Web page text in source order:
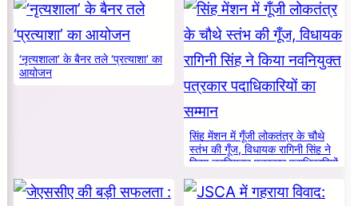
‘नृत्यशाला’ के बैनर तले ‘प्रत्याशा’ का
आयोजन
सिंह मेंशन में गूँजी लोकतंत्र के चौथे
स्तंभ की गूँज, विधायक रागिनी सिंह ने
किया नवनियुक्त पत्रकार पदाधिकारियों
का सम्मान